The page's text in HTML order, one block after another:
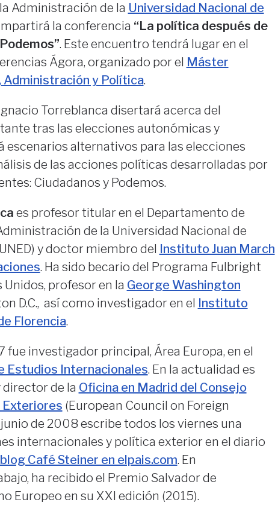
Administración de la Universidad Nacional de
la conferencia “La política después de
. Este encuentro tendrá lugar en el
Ágora, organizado por el Máster
Administración y Política.
Torreblanca disertará acerca del
tras las elecciones autonómicas y
escenarios alternativos para las elecciones
de las acciones políticas desarrolladas por
Ciudadanos y Podemos.
es profesor titular en el Departamento de
de la Universidad Nacional de
y doctor miembro del Instituto Juan March
. Ha sido becario del Programa Fulbright
profesor en la George Washington
D.C., así como investigador en el Instituto
Florencia.
fue investigador principal, Área Europa, en el
Estudios Internacionales. En la actualidad es
de la Oficina en Madrid del Consejo
Exteriores (European Council on Foreign
junio de 2008 escribe todos los viernes una
internacionales y política exterior en el diario
blog Café Steiner en elpais.com. En
ha recibido el Premio Salvador de
Europeo en su XXI edición (2015).